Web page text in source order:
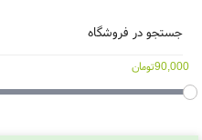
جستجو در فروشگاه
90,000تومان